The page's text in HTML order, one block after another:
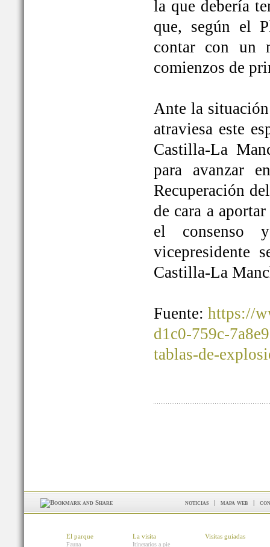
la que debería
que, según el
contar con un
comienzos de
Ante la
atraviesa este
Castilla-La
para avanzar
Recuperación
de cara a
el consenso
vicepresidente
Castilla-La
Fuente: https://
d1c0-759c-
tablas-de-
noticias | mapa web |
El parque
Fauna
La visita
Itinerarios a pie
Visitas guiadas